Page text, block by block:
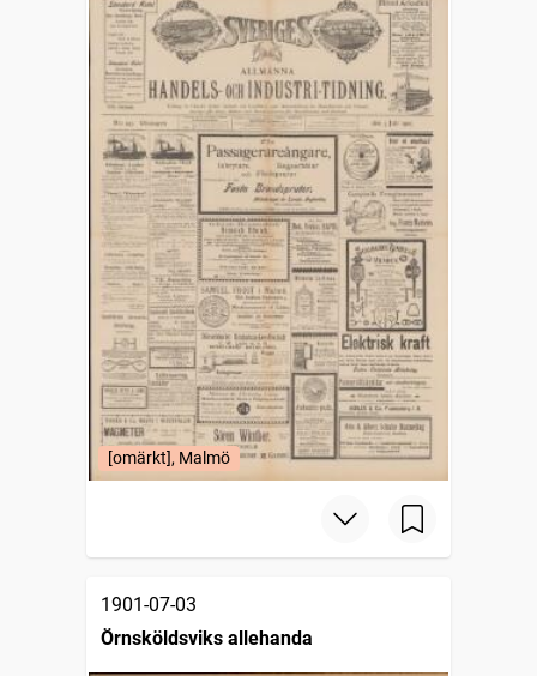
[omärkt], Malmö
1901-07-03
Örnsköldsviks allehanda